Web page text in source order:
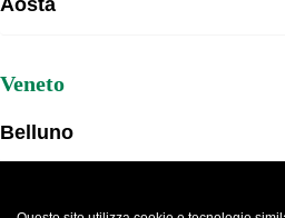
Veneto
Belluno